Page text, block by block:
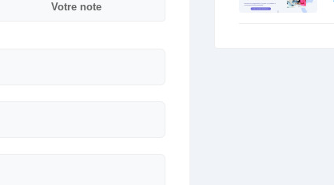
Votre note